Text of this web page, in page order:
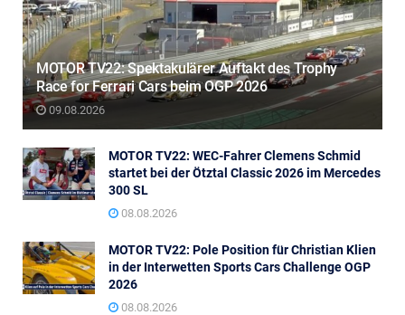
MOTOR TV22: Spektakulärer Auftakt des Trophy
Race for Ferrari Cars beim OGP 2026
09.08.2026
MOTOR TV22: WEC-Fahrer Clemens Schmid
startet bei der Ötztal Classic 2026 im Mercedes
300 SL
08.08.2026
MOTOR TV22: Pole Position für Christian Klien
in der Interwetten Sports Cars Challenge OGP
2026
08.08.2026